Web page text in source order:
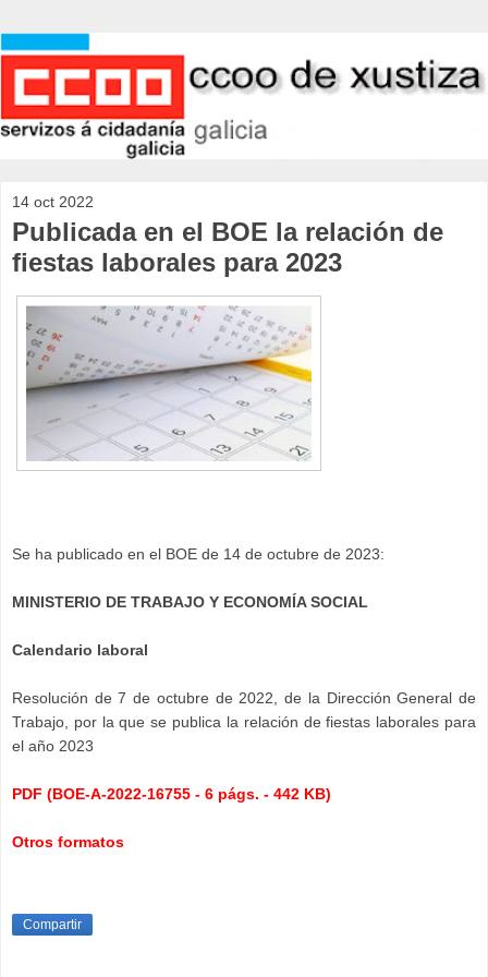
14 oct 2022
Publicada en el BOE la relación de
fiestas laborales para 2023
Se ha publicado en el BOE de 14 de octubre de 2023:
MINISTERIO DE TRABAJO Y ECONOMÍA SOCIAL
Calendario laboral
Resolución de 7 de octubre de 2022, de la Dirección General de
Trabajo, por la que se publica la relación de fiestas laborales para
el año 2023
PDF (BOE-A-2022-16755 - 6 págs. - 442 KB)
Otros formatos
Compartir